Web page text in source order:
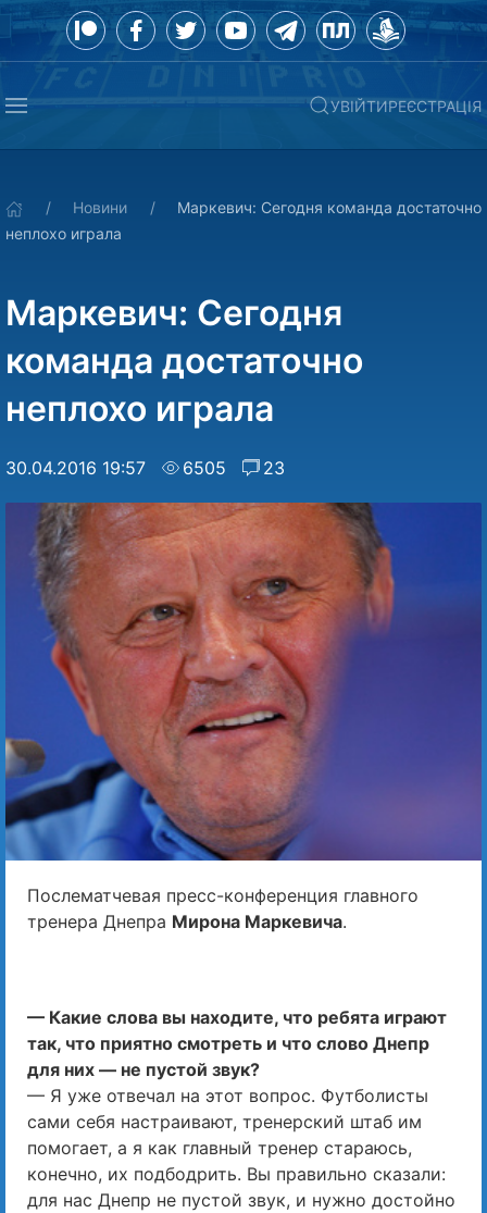
УВІЙТИРЕЄСТРАЦІЯ
Новини
Маркевич: Сегодня команда достаточно
неплохо играла
Маркевич: Сегодня
команда достаточно
неплохо играла
30.04.2016 19:57 6505 23
Послематчевая пресс-конференция главного
тренера Днепра Мирона Маркевича.
— Какие слова вы находите, что ребята играют
так, что приятно смотреть и что слово Днепр
для них — не пустой звук?
— Я уже отвечал на этот вопрос. Футболисты
сами себя настраивают, тренерский штаб им
помогает, а я как главный тренер стараюсь,
конечно, их подбодрить. Вы правильно сказали:
для нас Днепр не пустой звук, и нужно достойно